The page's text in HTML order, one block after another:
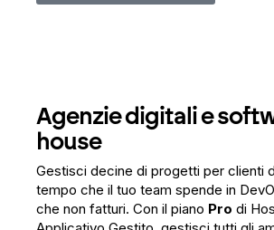
Agenzie digitali e
house
Gestisci decine di progetti per clienti
tempo che il tuo team spende in
che non fatturi. Con il piano Pro di